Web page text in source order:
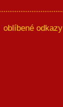
oblíbené odkazy